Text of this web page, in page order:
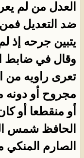
العدل من لم
ضد التعديل
يتبين جرحه إذ
وقال في ضابط
تعرى راويه من
مجروح أو دونه
أو منقطعا أو
الحافظ شمس
الصارم